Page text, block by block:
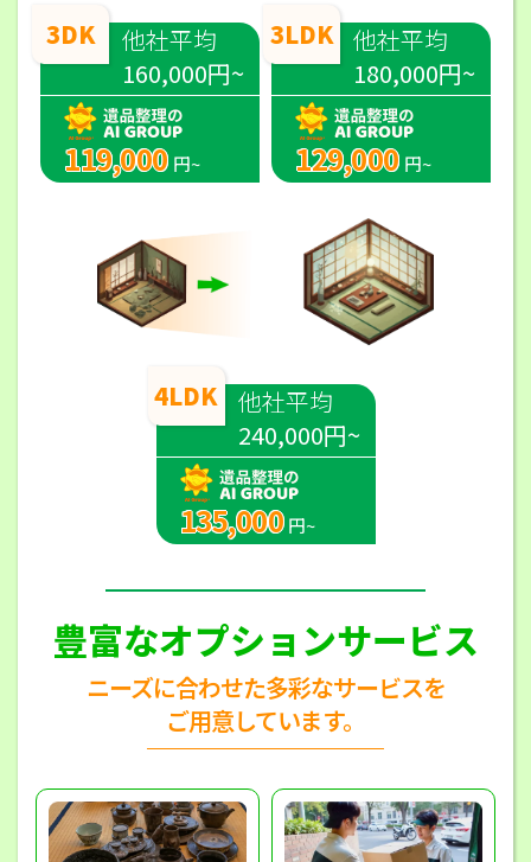
3DK
他社平均
160,000円~
119,000 円~
4LDK 他社平均
240,000円~
135,000 円~
3LDK 他社平均
180,000円~
129,000 円~
豊富なオプションサービス
ニーズに合わせた多彩なサービスを
ご用意しています。